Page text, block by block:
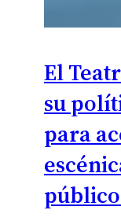
El
su
para